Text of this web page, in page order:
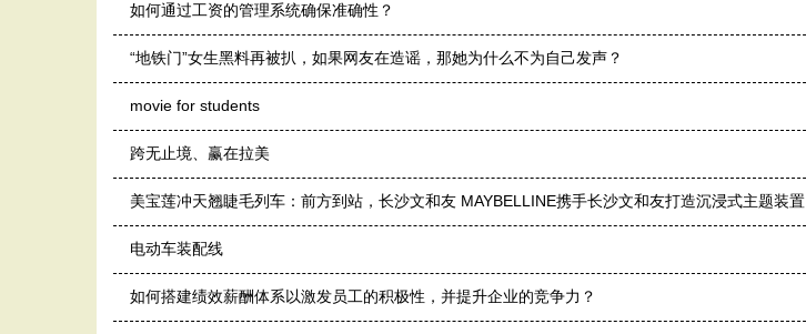
如何通过工资的管理系统确保准确性？
“地铁门”女生黑料再被扒，如果网友在造谣，那她为什么不为自己发声？
movie for students
跨无止境、赢在拉美
美宝莲冲天翘睫毛列车：前方到站，长沙文和友 MAYBELLINE携手长沙文和友打造沉浸式主题装置
电动车装配线
如何搭建绩效薪酬体系以激发员工的积极性，并提升企业的竞争力？